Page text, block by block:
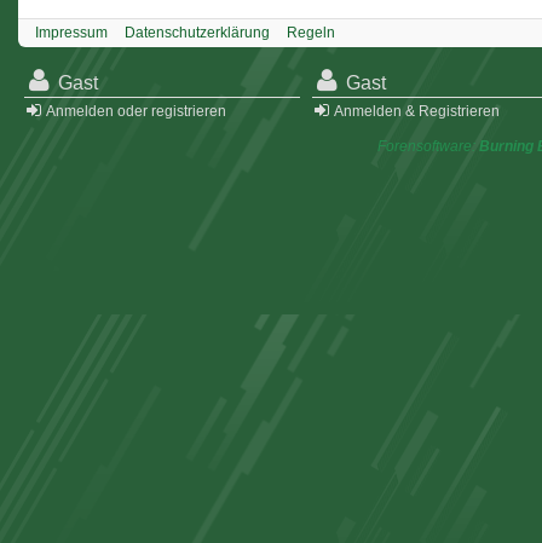
Impressum Datenschutzerklärung Regeln
Gast
Anmelden oder registrieren
Gast
Anmelden & Registrieren
Forensoftware: Burning